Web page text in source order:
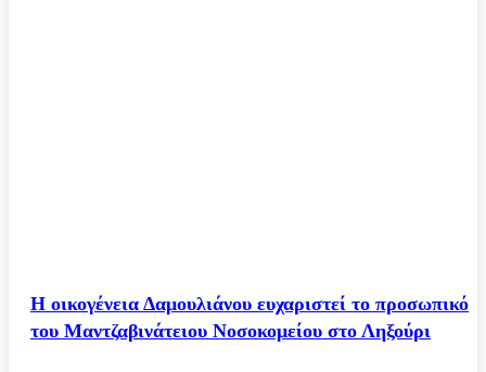
Η οικογένεια Δαμουλιάνου ευχαριστεί το προσωπικό
του Μαντζαβινάτειου Νοσοκομείου στο Ληξούρι